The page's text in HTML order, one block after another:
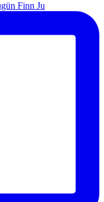
Finn Ju